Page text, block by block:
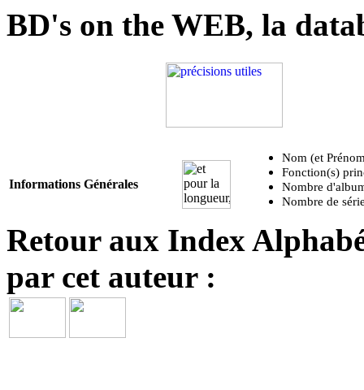
BD's on the WEB, la
Informations Générales
Nom (et
Fonction(s)
Nombre
Nombre de
Retour aux Index
par cet auteur :